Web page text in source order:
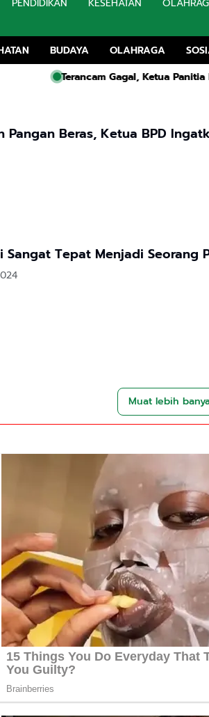
BUDAYA OLAHRAGA
Gagal, Ketua Panitia HUT RI
Pangan Beras, Ketua BPD
Karismatik Ab Idi
Muat lebih